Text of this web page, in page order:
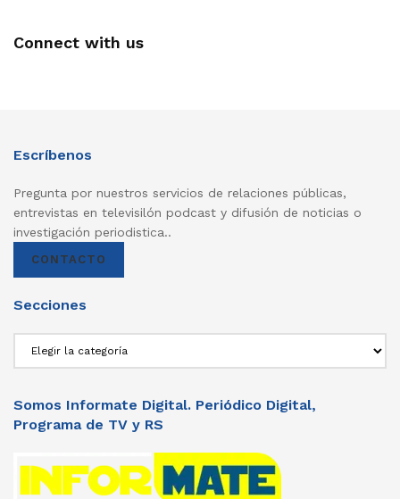
Connect with us
Escríbenos
Pregunta por nuestros servicios de relaciones públicas,
entrevistas en televisilón podcast y difusión de noticias o
investigación periodistica..
CONTACTO
Secciones
Somos Informate Digital. Periódico Digital,
Programa de TV y RS